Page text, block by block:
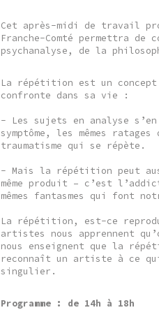
Cet après-midi de travail
Franche-Comté permettra
psychanalyse, de la
La répétition est un
confronte dans sa vie :
- Les sujets en analyse
symptôme, les mêmes
traumatisme qui se répète.
- Mais la répétition peut
même produit – c’est
mêmes fantasmes qui font
La répétition, est-ce
artistes nous apprennent
nous enseignent que la
reconnaît un artiste à ce
singulier.
Programme : de 14h à 18h